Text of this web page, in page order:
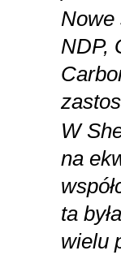
Nowe
NDP,
W
na
ta
wielu